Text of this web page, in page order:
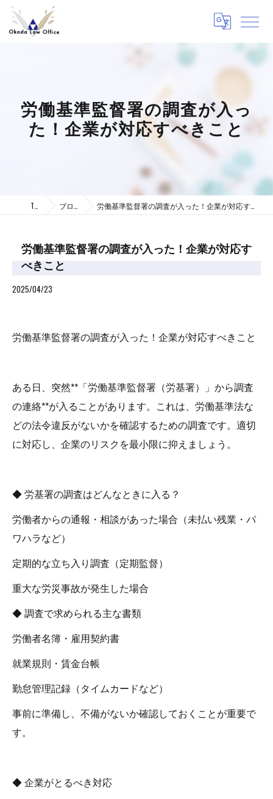
労働基準監督署の調査が入っ
た！企業が対応すべきこと
ブログ 労働基準監督署の調査が入った！企業が対応すべきこと
労働基準監督署の調査が入った！企業が対応す
べきこと
2025/04/23
労働基準監督署の調査が入った！企業が対応すべきこと
ある日、突然**「労働基準監督署（労基署）」から調査
の連絡**が入ることがあります。これは、労働基準法な
どの法令違反がないかを確認するための調査です。適切
に対応し、企業のリスクを最小限に抑えましょう。
◆ 労基署の調査はどんなときに入る？
労働者からの通報・相談があった場合（未払い残業・パ
ワハラなど）
定期的な立ち入り調査（定期監督）
重大な労災事故が発生した場合
◆ 調査で求められる主な書類
労働者名簿・雇用契約書
就業規則・賃金台帳
勤怠管理記録（タイムカードなど）
事前に準備し、不備がないか確認しておくことが重要で
す。
◆ 企業がとるべき対応